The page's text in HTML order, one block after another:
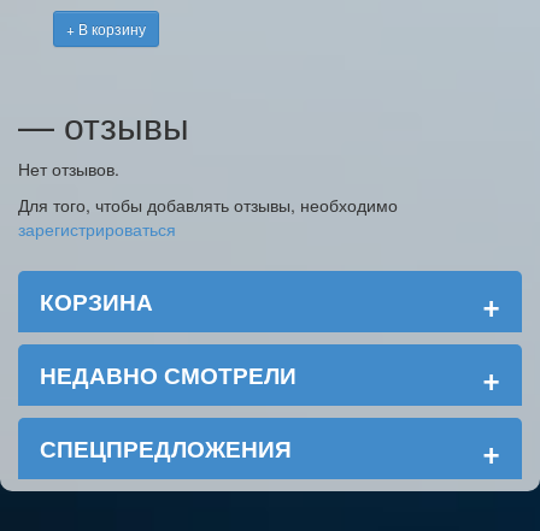
+ В корзину
— отзывы
Нет отзывов.
Для того, чтобы добавлять отзывы, необходимо
зарегистрироваться
КОРЗИНА +
НЕДАВНО СМОТРЕЛИ +
СПЕЦПРЕДЛОЖЕНИЯ +